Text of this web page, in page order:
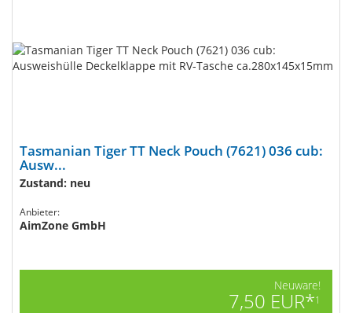
Tasmanian Tiger TT Neck Pouch (7621) 036 cub:
Ausw...
Zustand: neu
Anbieter:
AimZone GmbH
Neuware!
7,50 EUR*1